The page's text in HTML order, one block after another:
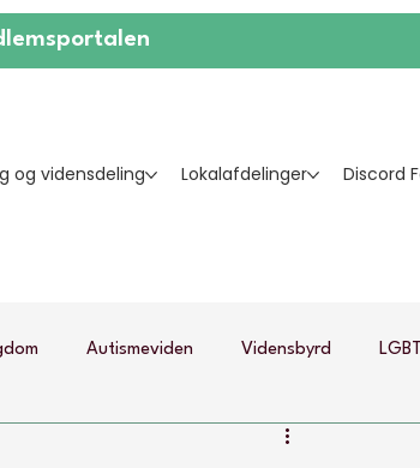
og vidensdeling Lokalafdelinger Discord
Autismeviden Vidensbyrd